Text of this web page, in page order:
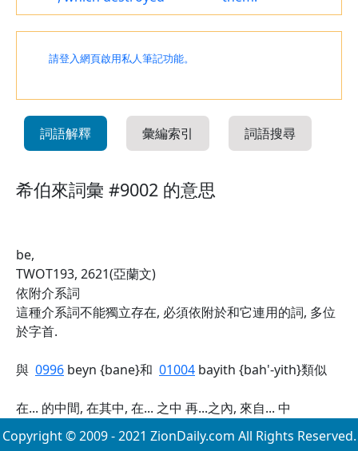
請登入網頁啟用私人筆記功能。
詞語解釋 彙編索引 詞語搜尋
希伯來詞彙 #9002 的意思
be,
TWOT193, 2621(亞蘭文)
依附介系詞
這種介系詞不能獨立存在, 必須依附於和它連用的詞, 多位
於字首.
與 0996 beyn {bane}和 01004 bayith {bah'-yith}類似
在... 的中間, 在其中, 在... 之中 再...之內, 來自... 中
Copyright © 2009 - 2021 ZionDaily.com All Rights Reserved.